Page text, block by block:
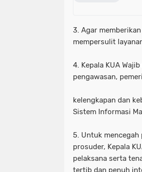
3. Agar
mempersulit
4. Kepala KUA
pengawasan,
kelengkapan dan
Sistem Informasi
5. Untuk
prosuder, Kepala
pelaksana serta
tertib dan penuh